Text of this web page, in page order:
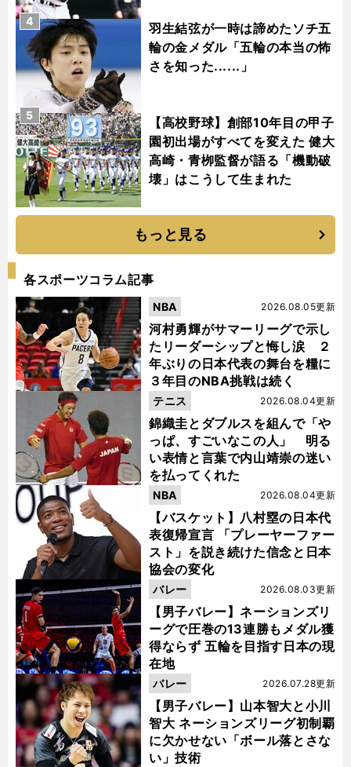
羽生結弦が一時は諦めたソチ五
輪の金メダル「五輪の本当の怖
さを知った......」
4
【高校野球】創部10年目の甲子
園初出場がすべてを変えた 健大
高崎・青栁監督が語る「機動破
壊」はこうして生まれた
5
もっと見る
各スポーツコラム記事
河村勇輝がサマーリーグで示し
たリーダーシップと悔し涙 ２
年ぶりの日本代表の舞台を糧に
３年目のNBA挑戦は続く
2026.08.05更新
NBA
錦織圭とダブルスを組んで「や
っぱ、すごいなこの人」 明る
い表情と言葉で内山靖崇の迷い
を払ってくれた
2026.08.04更新
テニス
【バスケット】八村塁の日本代
表復帰宣言 「プレーヤーファー
スト」を説き続けた信念と日本
協会の変化
2026.08.04更新
NBA
【男子バレー】ネーションズリ
ーグで圧巻の13連勝もメダル獲
得ならず 五輪を目指す日本の現
在地
2026.08.03更新
バレー
【男子バレー】山本智大と小川
智大 ネーションズリーグ初制覇
に欠かせない「ボール落とさな
い」技術
2026.07.28更新
バレー